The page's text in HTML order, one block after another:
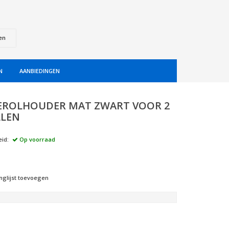
AANBIEDINGEN
MAT ZWART VOOR 2
Op voorraad
toevoegen